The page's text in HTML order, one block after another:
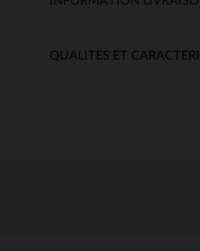
QUALITES ET